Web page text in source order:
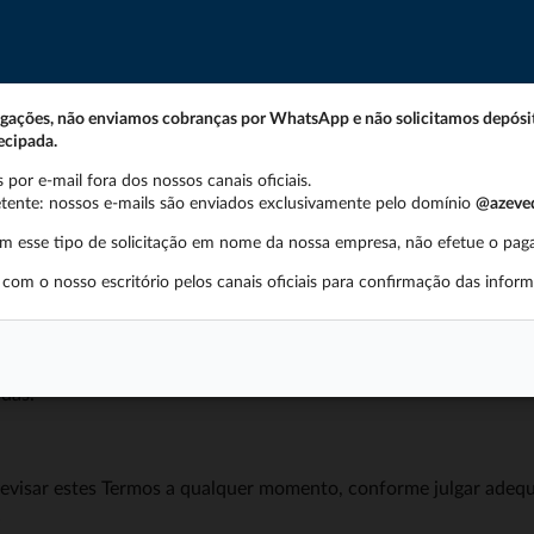
contidos neste site. Além disso, nada contido neste site deve
qualquer um de seus executivos, diretores e funcionários,
ao seu uso deste site, independentemente de tal
e funcionários não devem ser responsabilizados por
de qualquer forma relacionada ao seu uso deste site.
o Azevedo Sodré de e contra todas e/ou todas as
forma relacionados à sua violação de qualquer uma
Termos for considerada inválida sob qualquer lei
estes Termos a qualquer momento, conforme julgar
não enviamos cobranças por WhatsApp e não solicitamos
por e-mail fora dos nossos canais oficiais.
nossos e-mails são enviados exclusivamente pelo domínio
esse tipo de solicitação em nome da nossa empresa, não efetue o
o nosso escritório pelos canais oficiais para confirmação das